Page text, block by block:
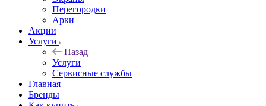
Перегородки
Арки
Акции
Услуги
Назад
Услуги
Сервисные службы
Главная
Бренды